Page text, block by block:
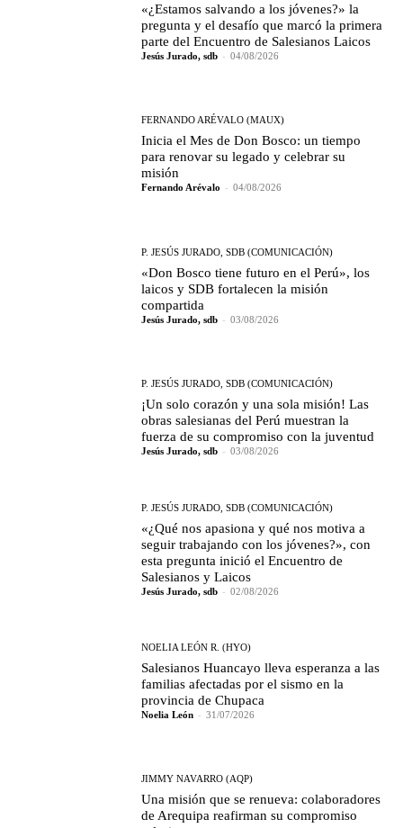
«¿Estamos salvando a los jóvenes?» la
pregunta y el desafío que marcó la primera
parte del Encuentro de Salesianos Laicos
Jesús Jurado, sdb - 04/08/2026
FERNANDO ARÉVALO (MAUX)
Inicia el Mes de Don Bosco: un tiempo
para renovar su legado y celebrar su
misión
Fernando Arévalo - 04/08/2026
P. JESÚS JURADO, SDB (COMUNICACIÓN)
«Don Bosco tiene futuro en el Perú», los
laicos y SDB fortalecen la misión
compartida
Jesús Jurado, sdb - 03/08/2026
P. JESÚS JURADO, SDB (COMUNICACIÓN)
¡Un solo corazón y una sola misión! Las
obras salesianas del Perú muestran la
fuerza de su compromiso con la juventud
Jesús Jurado, sdb - 03/08/2026
P. JESÚS JURADO, SDB (COMUNICACIÓN)
«¿Qué nos apasiona y qué nos motiva a
seguir trabajando con los jóvenes?», con
esta pregunta inició el Encuentro de
Salesianos y Laicos
Jesús Jurado, sdb - 02/08/2026
NOELIA LEÓN R. (HYO)
Salesianos Huancayo lleva esperanza a las
familias afectadas por el sismo en la
provincia de Chupaca
Noelia León - 31/07/2026
JIMMY NAVARRO (AQP)
Una misión que se renueva: colaboradores
de Arequipa reafirman su compromiso